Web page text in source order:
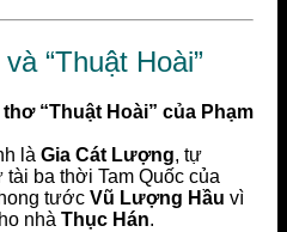
“Thuật Hoài”
“Thuật Hoài” của Phạm
là Gia Cát Lượng, tự
tài ba thời Tam Quốc của
tước Vũ Lượng Hầu vì
nhà Thục Hán.